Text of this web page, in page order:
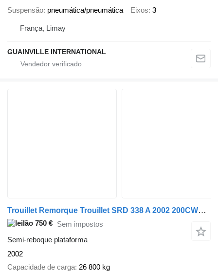
Suspensão pneumática/pneumática Eixos 3
França, Limay
GUAINVILLE INTERNATIONAL
Trouillet Remorque Trouillet SRD 338 A 2002 200CWM77
750 € Sem impostos
Semi-reboque plataforma
2002
Capacidade de carga 26 800 kg